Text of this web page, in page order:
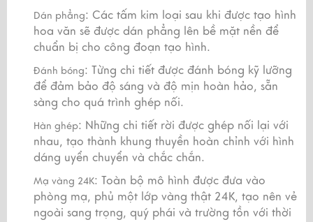
Dán phẳng: Các tấm kim loại sau khi được tạo hình
hoa văn sẽ được dán phẳng lên bề mặt nền để
chuẩn bị cho công đoạn tạo hình.
Đánh bóng: Từng chi tiết được đánh bóng kỹ lưỡng
để đảm bảo độ sáng và độ mịn hoàn hảo, sẵn
sàng cho quá trình ghép nối.
Hàn ghép: Những chi tiết rời được ghép nối lại với
nhau, tạo thành khung thuyền hoàn chỉnh với hình
dáng uyển chuyển và chắc chắn.
Mạ vàng 24K: Toàn bộ mô hình được đưa vào
phòng mạ, phủ một lớp vàng thật 24K, tạo nên vẻ
ngoài sang trọng, quý phái và trường tồn với thời